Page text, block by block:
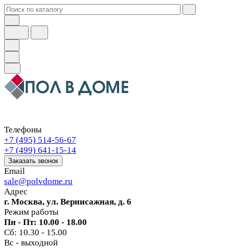
Телефоны
+7 (495) 514-56-67
+7 (499) 641-15-14
Заказать звонок
Email
sale@polvdome.ru
Адрес
г. Москва, ул. Вернисажная, д. 6
Режим работы
Пн - Пт: 10.00 - 18.00
Сб: 10.30 - 15.00
Вс - выходной